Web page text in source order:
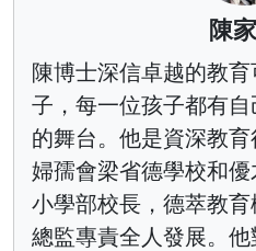
陳
陳博士深信卓越的教
子，每一位孩子都有
的舞台。他是資深教
婦孺會梁省德學校和
小學部校長，德萃教
總監專責全人發展。